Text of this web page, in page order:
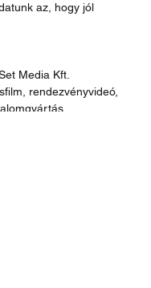
az, hogy jól
Media Kft.
rendezvényvideó,